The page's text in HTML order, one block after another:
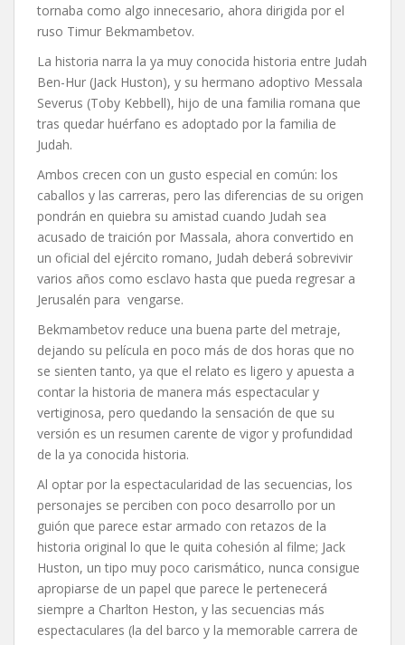
tornaba como algo innecesario, ahora dirigida por el
ruso Timur Bekmambetov.
La historia narra la ya muy conocida historia entre Judah
Ben-Hur (Jack Huston), y su hermano adoptivo Messala
Severus (Toby Kebbell), hijo de una familia romana que
tras quedar huérfano es adoptado por la familia de
Judah.
Ambos crecen con un gusto especial en común: los
caballos y las carreras, pero las diferencias de su origen
pondrán en quiebra su amistad cuando Judah sea
acusado de traición por Massala, ahora convertido en
un oficial del ejército romano, Judah deberá sobrevivir
varios años como esclavo hasta que pueda regresar a
Jerusalén para vengarse.
Bekmambetov reduce una buena parte del metraje,
dejando su película en poco más de dos horas que no
se sienten tanto, ya que el relato es ligero y apuesta a
contar la historia de manera más espectacular y
vertiginosa, pero quedando la sensación de que su
versión es un resumen carente de vigor y profundidad
de la ya conocida historia.
Al optar por la espectacularidad de las secuencias, los
personajes se perciben con poco desarrollo por un
guión que parece estar armado con retazos de la
historia original lo que le quita cohesión al filme; Jack
Huston, un tipo muy poco carismático, nunca consigue
apropiarse de un papel que parece le pertenecerá
siempre a Charlton Heston, y las secuencias más
espectaculares (la del barco y la memorable carrera de